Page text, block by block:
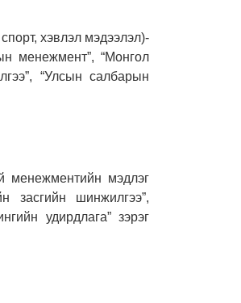
хэвлэл мэдээлэл)-
менежмент”, “Монгол
“Улсын салбарын
менежментийн мэдлэг
засгийн шинжилгээ”,
удирдлага” зэрэг